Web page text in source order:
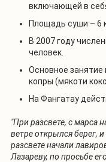
включающей в
Площадь суши – 6
В 2007 году
человек.
Основное
копры (мякоти
На Фангатау
"При разсвете, с марса
ветре открылся берег,
разсвете начали
Лазареву, по просьбе